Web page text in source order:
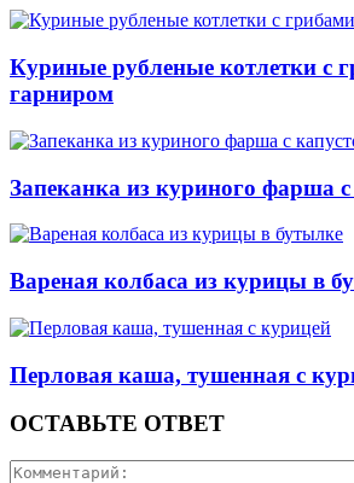
Куриные рубленые котлетки с
гарниром
Запеканка из куриного фарша с
Вареная колбаса из курицы в
Перловая каша, тушенная с
ОСТАВЬТЕ ОТВЕТ